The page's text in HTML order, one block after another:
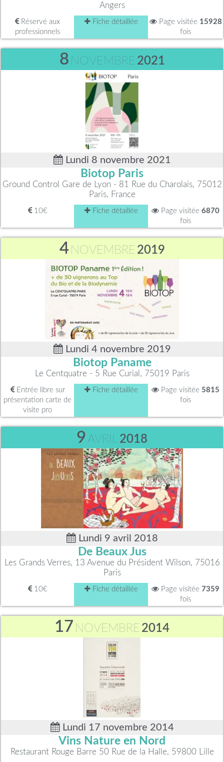
Angers
Réservé aux
professionnels
Fiche détaillée Page visitée 15928
fois
8 NOVEMBRE 2021
Lundi 8 novembre 2021
Biotop Paris
Ground Control Gare de Lyon - 81 Rue du Charolais, 75012
Paris, France
10€ Fiche détaillée Page visitée 6870
fois
4 NOVEMBRE 2019
Lundi 4 novembre 2019
Biotop Paname
Le Centquatre - 5 Rue Curial, 75019 Paris
Entrée libre sur
présentation carte de
visite pro
Fiche détaillée Page visitée 5815
fois
9 AVRIL 2018
Lundi 9 avril 2018
De Beaux Jus
Les Grands Verres, 13 Avenue du Président Wilson, 75016
Paris
10€ Fiche détaillée Page visitée 7359
fois
17 NOVEMBRE 2014
Lundi 17 novembre 2014
Vins Nature en Nord
Restaurant Rouge Barre 50 Rue de la Halle, 59800 Lille